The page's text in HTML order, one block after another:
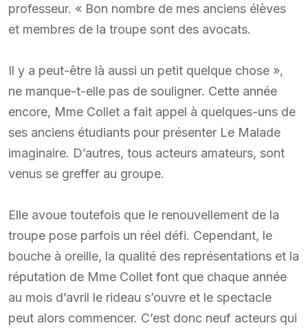
professeur. « Bon nombre de mes anciens élèves
et membres de la troupe sont des avocats.
Il y a peut-être là aussi un petit quelque chose »,
ne manque-t-elle pas de souligner. Cette année
encore, Mme Collet a fait appel à quelques-uns de
ses anciens étudiants pour présenter Le Malade
imaginaire. D’autres, tous acteurs amateurs, sont
venus se greffer au groupe.
Elle avoue toutefois que le renouvellement de la
troupe pose parfois un réel défi. Cependant, le
bouche à oreille, la qualité des représentations et la
réputation de Mme Collet font que chaque année
au mois d’avril le rideau s’ouvre et le spectacle
peut alors commencer. C’est donc neuf acteurs qui